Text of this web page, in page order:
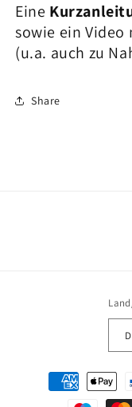
Eine
sowie ein
(u.a. auch zu
Share
Zahlungsmethoden